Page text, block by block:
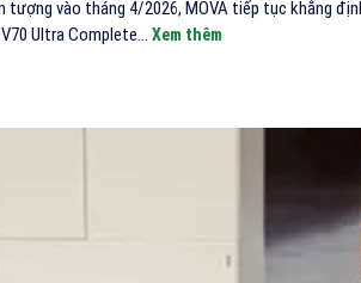
tượng vào tháng 4/2026, MOVA tiếp tục khẳng
Ultra Complete...Xem thêm